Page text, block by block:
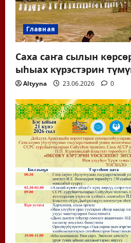
Главная
Саха саҥа сылын
ыһыах күрэстэрин
Altyyna 23.06.2026 0